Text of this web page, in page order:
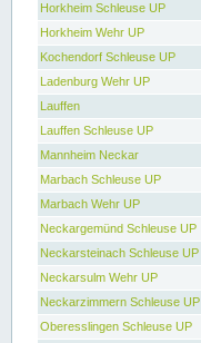
Horkheim Schleuse UP
Horkheim Wehr UP
Kochendorf Schleuse UP
Ladenburg Wehr UP
Lauffen
Lauffen Schleuse UP
Mannheim Neckar
Marbach Schleuse UP
Marbach Wehr UP
Neckargemünd Schleuse UP
Neckarsteinach Schleuse UP
Neckarsulm Wehr UP
Neckarzimmern Schleuse UP
Oberesslingen Schleuse UP